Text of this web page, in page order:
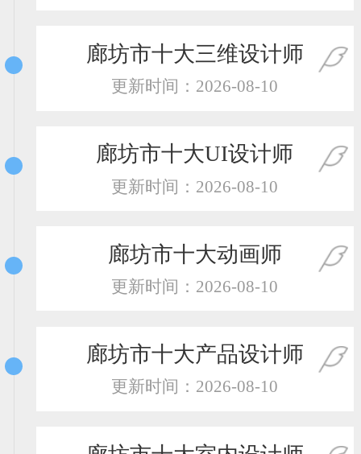
恭喜133****9020用户作品已成功备案！
廊坊市十大三维设计师
更新时间：2026-08-10
廊坊市十大UI设计师
更新时间：2026-08-10
廊坊市十大动画师
更新时间：2026-08-10
廊坊市十大产品设计师
更新时间：2026-08-10